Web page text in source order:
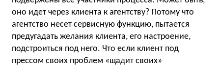
оно идет через клиента к агентству? Потому что
агентство несет сервисную функцию, пытается
предугадать желания клиента, его настроение,
подстроиться под него. Что если клиент под
прессом своих проблем «щадит своих»